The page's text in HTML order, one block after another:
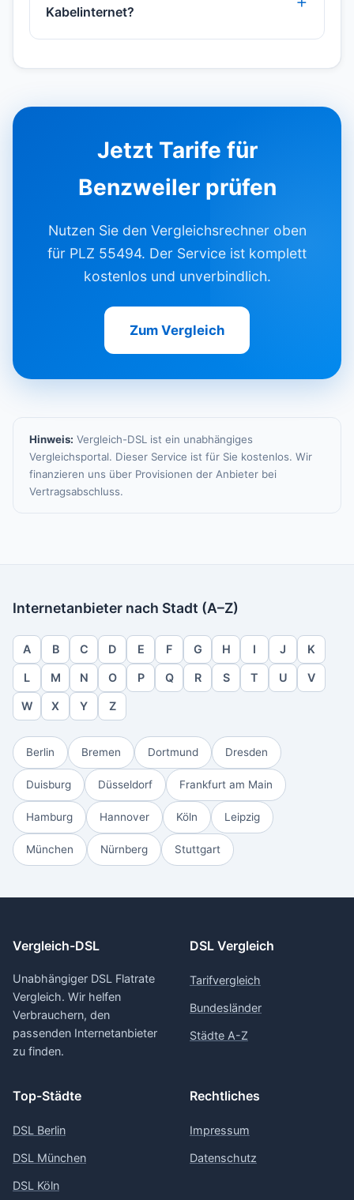
Kabelinternet?
Jetzt Tarife für
Benzweiler prüfen
Nutzen Sie den Vergleichsrechner oben
für PLZ 55494. Der Service ist komplett
kostenlos und unverbindlich.
Zum Vergleich
Hinweis: Vergleich-DSL ist ein unabhängiges
Vergleichsportal. Dieser Service ist für Sie kostenlos. Wir
finanzieren uns über Provisionen der Anbieter bei
Vertragsabschluss.
Internetanbieter nach Stadt (A–Z)
A B C D E F G H I J K
L M N O P Q R S T U V
W X Y Z
Berlin Bremen Dortmund Dresden
Duisburg Düsseldorf Frankfurt am Main
Hamburg Hannover Köln Leipzig
München Nürnberg Stuttgart
Vergleich-DSL
Unabhängiger DSL Flatrate
Vergleich. Wir helfen
Verbrauchern, den
passenden Internetanbieter
zu finden.
DSL Vergleich
Tarifvergleich
Bundesländer
Städte A-Z
Top-Städte
DSL Berlin
DSL München
DSL Köln
Rechtliches
Impressum
Datenschutz